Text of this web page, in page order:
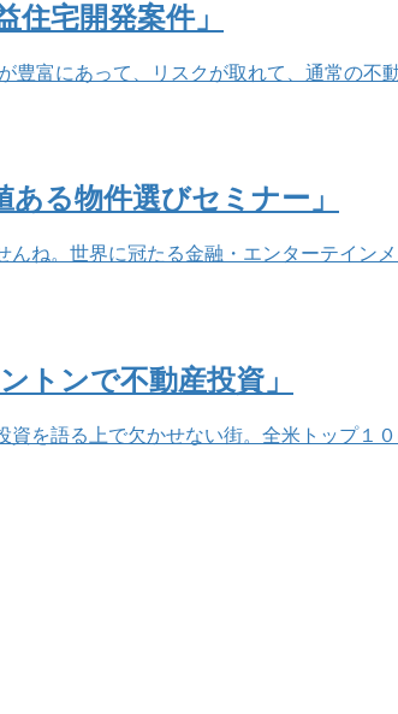
住宅開発案件」
富にあって、リスクが取れて、通常の
る物件選びセミナー」
ね。世界に冠たる金融・エンターテイ
トンで不動産投資」
を語る上で欠かせない街。全米トップ１